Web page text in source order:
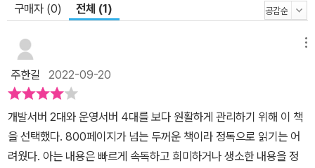
구매자 (0) 전체 (1)
주한길 2022-09-20
개발서버 2대와 운영서버 4대를 보다 원활하게 관리하기 위해 이 책
을 선택했다. 800페이지가 넘는 두꺼운 책이라 정독으로 읽기는 어
려웠다. 아는 내용은 빠르게 속독하고 희미하거나 생소한 내용을 정